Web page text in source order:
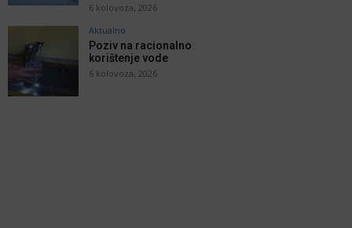
6 kolovoza, 2026
Aktualno
Poziv na racionalno
korištenje vode
6 kolovoza, 2026